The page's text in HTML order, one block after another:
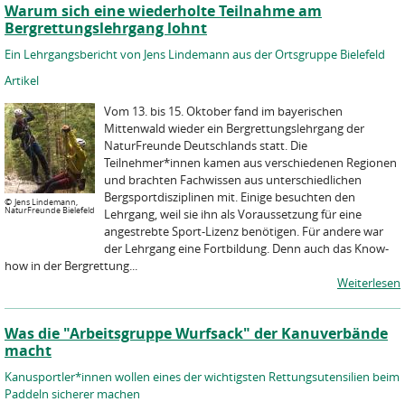
Warum sich eine wiederholte Teilnahme am
Bergrettungslehrgang lohnt
Ein Lehrgangsbericht von Jens Lindemann aus der Ortsgruppe Bielefeld
Artikel
© Jens Lindemann,
NaturFreunde Bielefeld
Vom 13. bis 15. Oktober fand im bayerischen
Mittenwald wieder ein Bergrettungslehrgang der
NaturFreunde Deutschlands statt. Die
Teilnehmer*innen kamen aus verschiedenen Regionen
und brachten Fachwissen aus unterschiedlichen
Bergsportdisziplinen mit. Einige besuchten den
Lehrgang, weil sie ihn als Voraussetzung für eine
angestrebte Sport-Lizenz benötigen. Für andere war
der Lehrgang eine Fortbildung. Denn auch das Know-
how in der Bergrettung...
Weiterlesen
Was die "Arbeitsgruppe Wurfsack" der Kanuverbände
macht
Kanusportler*innen wollen eines der wichtigsten Rettungsutensilien beim
Paddeln sicherer machen